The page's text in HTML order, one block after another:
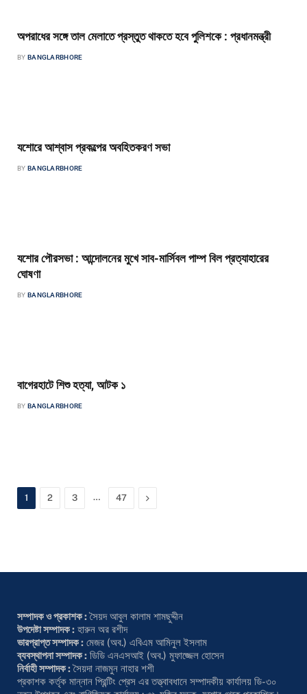
অপরাধের সঙ্গে তাল মেলাতে প্রস্তুত থাকতে হবে পুলিশকে : প্রধানমন্ত্রী
BY BANGLARBHORE
যশোরে আশ্বাস প্রকল্পের অবহিতকরণ সভা
BY BANGLARBHORE
যশোর পৌরসভা : আন্দোলনের মুখে সাব-মার্সিবল পাম্প বিল প্রত্যাহারের
ঘোষণা
BY BANGLARBHORE
বাগেরহাটে শিশু হত্যা, আটক ১
BY BANGLARBHORE
1 2 3 … 47 Next
সম্পাদক ও প্রকাশক :সৈয়দ আবুল কালাম শামছুদ্দীন
উপদেষ্টা সম্পাদক : হারুন অর রশীদ
ভারপ্রাপ্ত সম্পাদক : মেজর (অব.) এবিএম আমিনুল ইসলাম
ব্যবস্থাপনা সম্পাদক : ডিডি এনএসআই (অব.) মুফাজ্জেল হোসেন
নির্বাহী সম্পাদক :সৈয়দা নাজমুন নাহার শশী
প্রকাশক কর্তৃক মান্নান প্রিন্টিং প্রেস এর তত্ত্বাবধানে সম্পাদকীয় কার্যালয় ডি-৩০